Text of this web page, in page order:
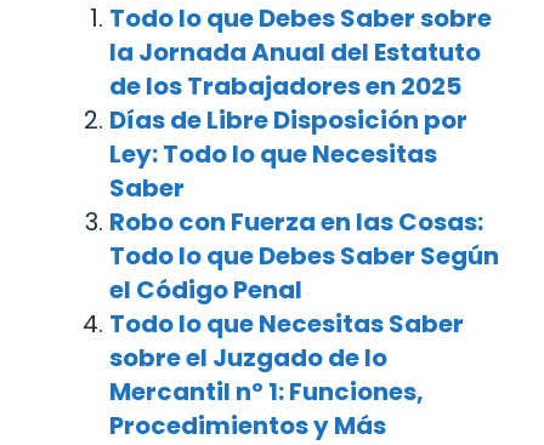
Todo lo que Debes Saber sobre
la Jornada Anual del Estatuto
de los Trabajadores en 2025
Días de Libre Disposición por
Ley: Todo lo que Necesitas
Saber
Robo con Fuerza en las Cosas:
Todo lo que Debes Saber Según
el Código Penal
Todo lo que Necesitas Saber
sobre el Juzgado de lo
Mercantil nº 1: Funciones,
Procedimientos y Más